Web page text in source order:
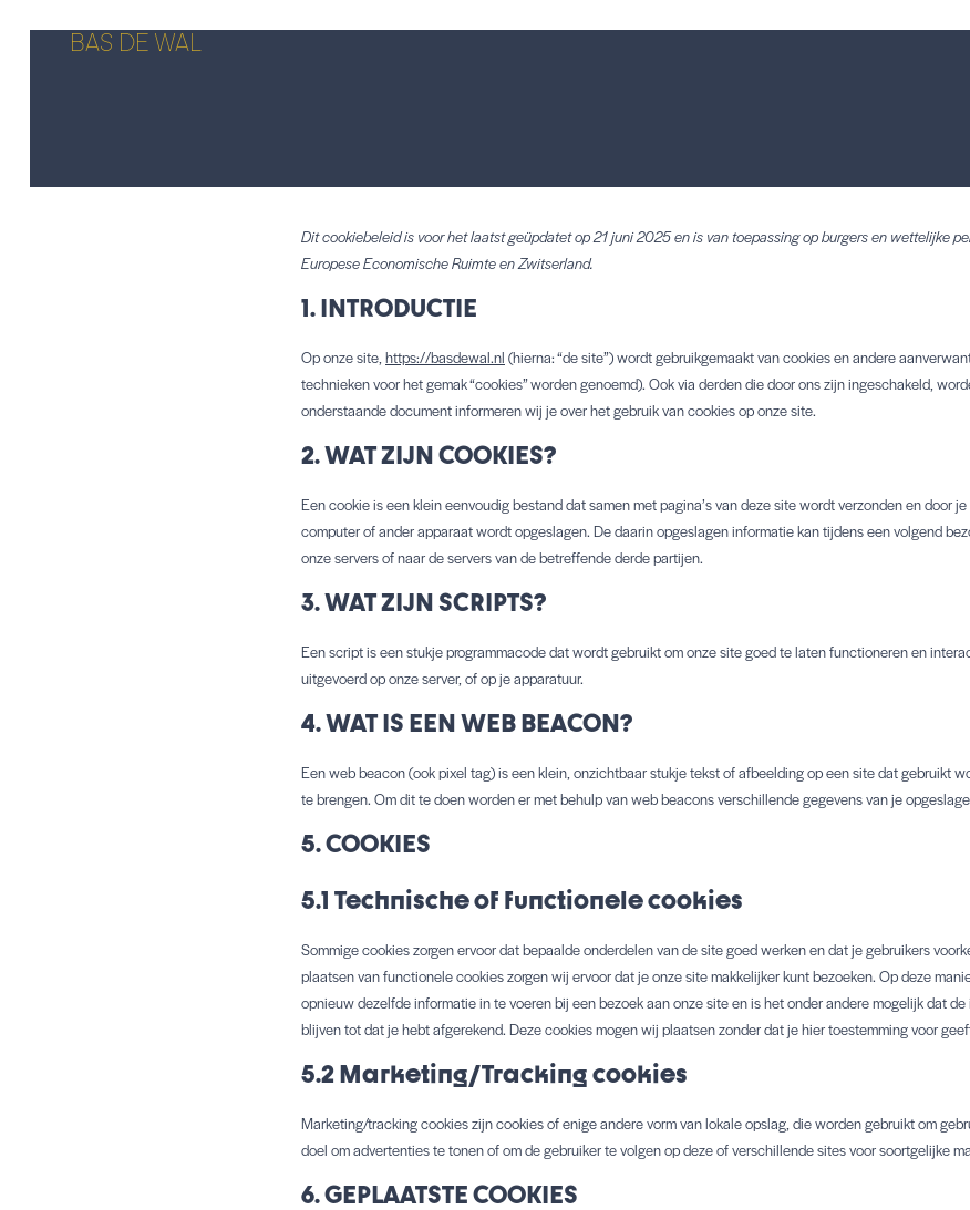
BAS DE WAL
Dit cookiebeleid is voor het laatst geüpdatet op 21 juni 2025 en is van toepassing op burgers en wettelijke
Europese Economische Ruimte en Zwitserland.
1. INTRODUCTIE
Op onze site,https://basdewal.nl (hierna: “de site”) wordt gebruikgemaakt van cookies en andere
technieken voor het gemak “cookies” worden genoemd). Ook via derden die door ons zijn ingeschakeld,
onderstaande document informeren wij je over het gebruik van cookies op onze site.
2. WAT ZIJN COOKIES?
Een cookie is een klein eenvoudig bestand dat samen met pagina’s van deze site wordt verzonden en door
computer of ander apparaat wordt opgeslagen. De daarin opgeslagen informatie kan tijdens een volgend
onze servers of naar de servers van de betreffende derde partijen.
3. WAT ZIJN SCRIPTS?
Een script is een stukje programmacode dat wordt gebruikt om onze site goed te laten functioneren en
uitgevoerd op onze server, of op je apparatuur.
4. WAT IS EEN WEB BEACON?
Een web beacon (ook pixel tag) is een klein, onzichtbaar stukje tekst of afbeelding op een site dat gebruikt
te brengen. Om dit te doen worden er met behulp van web beacons verschillende gegevens van je
5. COOKIES
5.1 Technische of functionele cookies
Sommige cookies zorgen ervoor dat bepaalde onderdelen van de site goed werken en dat je gebruikers
plaatsen van functionele cookies zorgen wij ervoor dat je onze site makkelijker kunt bezoeken. Op deze
opnieuw dezelfde informatie in te voeren bij een bezoek aan onze site en is het onder andere mogelijk dat
blijven tot dat je hebt afgerekend. Deze cookies mogen wij plaatsen zonder dat je hier toestemming voor
5.2 Marketing/Tracking cookies
Marketing/tracking cookies zijn cookies of enige andere vorm van lokale opslag, die worden gebruikt om
doel om advertenties te tonen of om de gebruiker te volgen op deze of verschillende sites voor soortgelijke
6. GEPLAATSTE COOKIES